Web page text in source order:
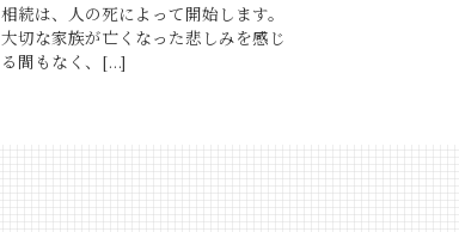
相続は、人の死によって開始します。
大切な家族が亡くなった悲しみを感じ
る間もなく、[...]